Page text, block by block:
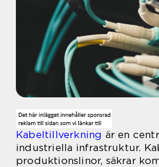
Kabeltillverkning är en
industriella infrastruktur.
produktionslinor, säkrar